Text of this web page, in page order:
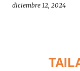
diciembre 12, 2024